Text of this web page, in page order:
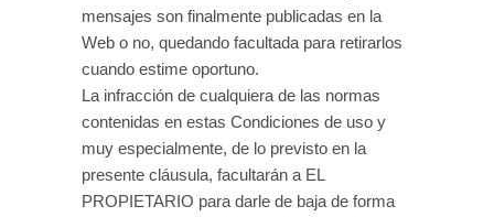
mensajes son finalmente publicadas en la
Web o no, quedando facultada para retirarlos
cuando estime oportuno.
La infracción de cualquiera de las normas
contenidas en estas Condiciones de uso y
muy especialmente, de lo previsto en la
presente cláusula, facultarán a EL
PROPIETARIO para darle de baja de forma